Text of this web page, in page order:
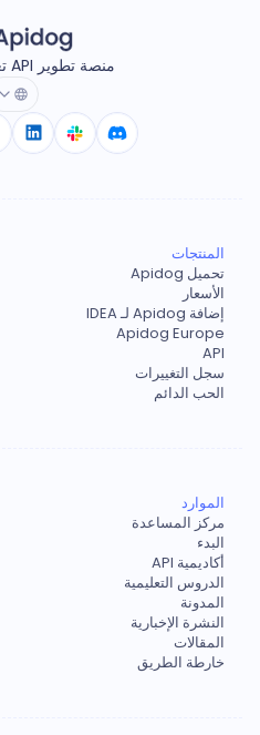
منصة تطوير API تعاونية متكاملة
المنتجات
تحميل Apidog
الأسعار
إضافة Apidog لـ IDEA
Apidog Europe
API
سجل التغييرات
الحب الدائم
الموارد
مركز المساعدة
البدء
أكاديمية API
الدروس التعليمية
المدونة
النشرة الإخبارية
المقالات
خارطة الطريق